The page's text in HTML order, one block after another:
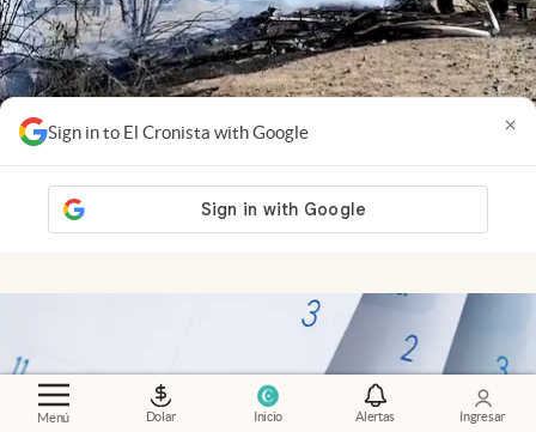
Menú Dolar Inicio Alertas Ingresar
Sign in to El Cronista with Google ×
turística sobre las Líneas de Nazca y murieron 13
personas